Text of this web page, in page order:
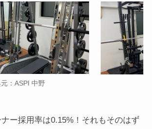
：ASPI 中野
ー採用率は0.15%！それもそのはず